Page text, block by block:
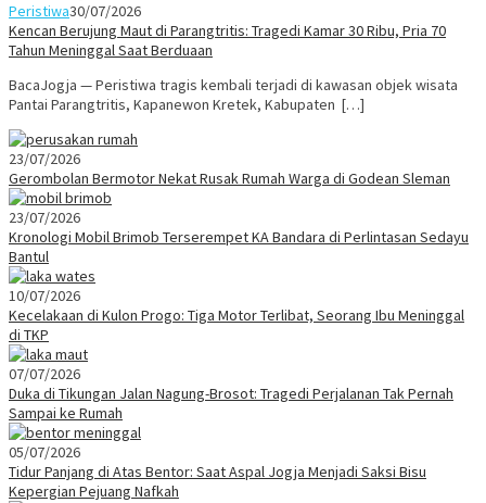
Peristiwa30/07/2026
Kencan Berujung Maut di Parangtritis: Tragedi Kamar 30 Ribu, Pria 70
Tahun Meninggal Saat Berduaan
BacaJogja — Peristiwa tragis kembali terjadi di kawasan objek wisata
Pantai Parangtritis, Kapanewon Kretek, Kabupaten […]
23/07/2026
Gerombolan Bermotor Nekat Rusak Rumah Warga di Godean Sleman
23/07/2026
Kronologi Mobil Brimob Terserempet KA Bandara di Perlintasan Sedayu
Bantul
10/07/2026
Kecelakaan di Kulon Progo: Tiga Motor Terlibat, Seorang Ibu Meninggal
di TKP
07/07/2026
Duka di Tikungan Jalan Nagung-Brosot: Tragedi Perjalanan Tak Pernah
Sampai ke Rumah
05/07/2026
Tidur Panjang di Atas Bentor: Saat Aspal Jogja Menjadi Saksi Bisu
Kepergian Pejuang Nafkah